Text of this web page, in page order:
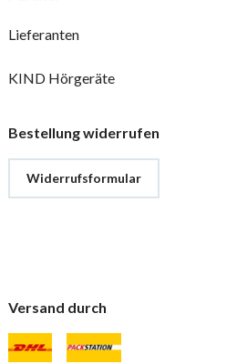
Lieferanten
KIND Hörgeräte
Bestellung widerrufen
Widerrufsformular
Versand durch